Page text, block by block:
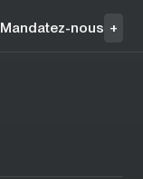
Mandatez-nous +